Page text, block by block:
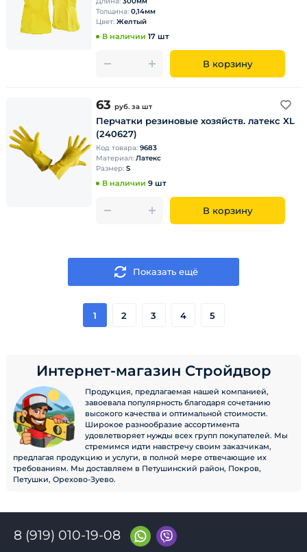
Толщина: 0,14мм
Цвет: Желтый
В наличии 17 шт
В корзину
63 руб. за шт
Перчатки резиновые хозяйств. латекс XL
(240627)
Код товара: 9683
Материал: Латекс
Размер: S
В наличии 9 шт
В корзину
Показать ещё
1 2 3 4 5
Интернет-магазин Стройдвор
Продукция, предлагаемая нашей компанией,
завоевала популярность благодаря сочетанию
высокого качества и оптимальной стоимости.
Широкое разнообразие ассортимента
удовлетворяет нужды всех групп покупателей. Мы
стремимся идти навстречу своим заказчикам,
предлагая продукцию и услуги, в полной мере отвечающие их
требованиям. Мы доставляем в Петушинский район, Покров,
Петушки, Орехово-Зуево.
8 (919) 010-19-08